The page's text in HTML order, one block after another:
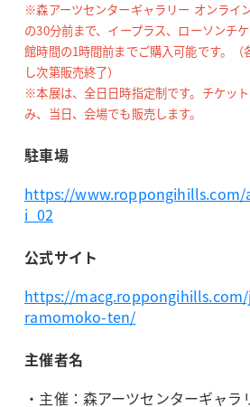
※森アーツセンターギャラリー オンライ
の30分前まで、イープラス、ローソンチ
館時間の1時間前までご購入可能です。
し次第販売終了）
※本展は、全日日時指定制です。チケッ
み、当日、会場でも販売します。
駐車場
https://www.roppongihills.com/
i_02
公式サイト
https://
ramomoko-ten/
主催者名
・主催：森アーツセンターギャラ